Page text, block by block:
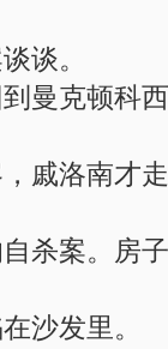
谈。
克顿科西
戚洛南才
杀案。房
沙发里。